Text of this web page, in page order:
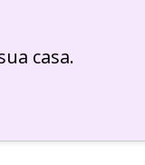
casa.